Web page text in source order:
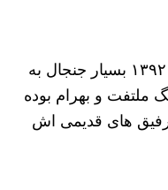
پیشرو دیس رپ فارسی در سال ۱۳۹۲ بسیار جنجال به
ملتفت و بهرام بوده
های قدیمی اش